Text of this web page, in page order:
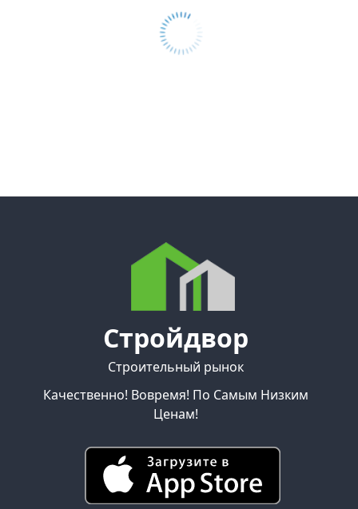
Стройдвор
Строительный рынок
Качественно! Вовремя! По Самым Низким
Ценам!